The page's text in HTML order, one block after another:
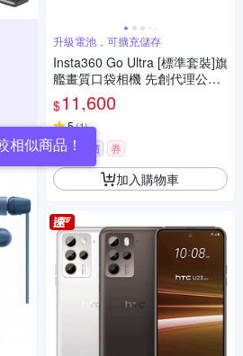
升級電池，可擴充儲存
Insta360 Go Ultra [標準套裝]旗
艦畫質口袋相機 先創代理公司
貨
$11,600
5(1)
挑戰低價 券
加入購物車